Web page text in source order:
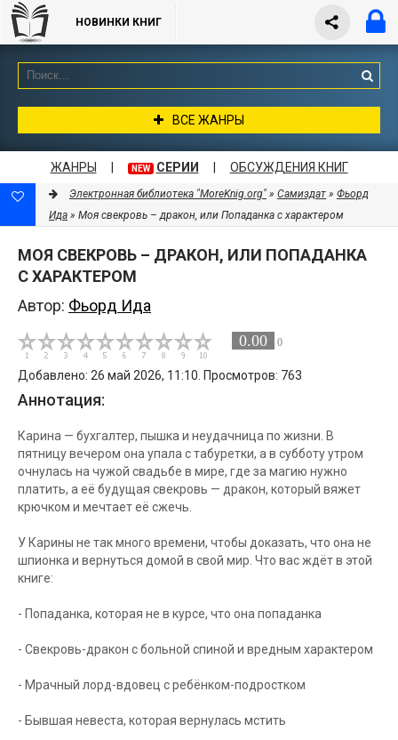
НОВИНКИ КНИГ
ВСЕ ЖАНРЫ
ЖАНРЫ NEW СЕРИИ ОБСУЖДЕНИЯ КНИГ
Электронная библиотека "MoreKnig.org" » Самиздат » Фьорд
Ида » Моя свекровь – дракон, или Попаданка с характером
МОЯ СВЕКРОВЬ – ДРАКОН, ИЛИ ПОПАДАНКА
С ХАРАКТЕРОМ
Автор: Фьорд Ида
0.00 0
Добавлено: 26 май 2026, 11:10. Просмотров: 763
Аннотация:
Карина — бухгалтер, пышка и неудачница по жизни. В
пятницу вечером она упала с табуретки, а в субботу утром
очнулась на чужой свадьбе в мире, где за магию нужно
платить, а её будущая свекровь — дракон, который вяжет
крючком и мечтает её сжечь.
У Карины не так много времени, чтобы доказать, что она не
шпионка и вернуться домой в свой мир. Что вас ждёт в этой
книге:
- Попаданка, которая не в курсе, что она попаданка
- Свекровь-дракон с больной спиной и вредным характером
- Мрачный лорд-вдовец с ребёнком-подростком
- Бывшая невеста, которая вернулась мстить